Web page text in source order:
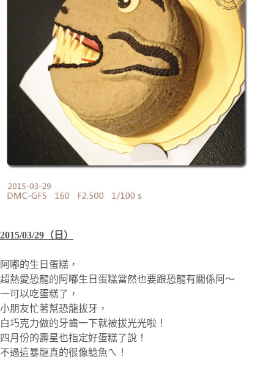
2015/03/29（日）
阿嘟的生日蛋糕，
超熱愛恐龍的阿嘟生日蛋糕當然也要跟恐龍有關係阿～
一可以吃蛋糕了，
小朋友忙著幫恐龍拔牙，
白巧克力做的牙齒一下就被拔光光啦！
四月份的壽星也指定好蛋糕了說！
不過這暴龍真的很像鯰魚ㄟ！